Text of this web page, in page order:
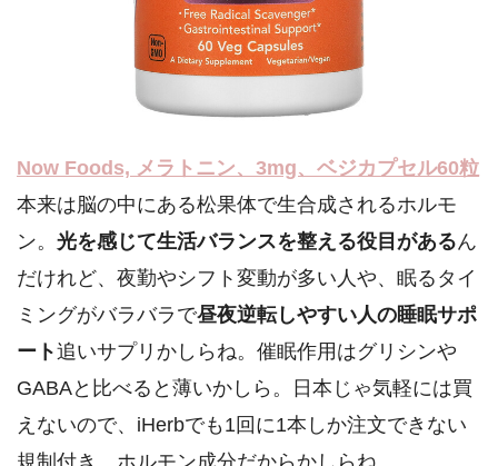
Now Foods, メラトニン、3mg、ベジカプセル60粒
本来は脳の中にある松果体で生合成されるホルモ
ン。 光を感じて生活バランスを整える役目があるん
だけれど、夜勤やシフト変動が多い人や、眠るタイ
ミングがバラバラで昼夜逆転しやすい人の睡眠サポ
ート追いサプリかしらね。催眠作用はグリシンや
GABAと比べると薄いかしら。日本じゃ気軽には買
えないので、iHerbでも1回に1本しか注文できない